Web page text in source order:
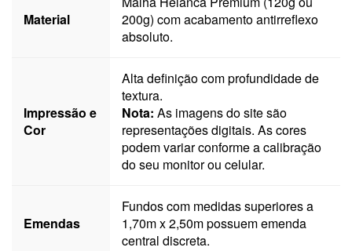
Material
200g) com acabamento antirreflexo
absoluto.
Impressão e
Cor
Alta definição com profundidade de
textura.
Nota: As imagens do site são
representações digitais. As cores
podem variar conforme a calibração
do seu monitor ou celular.
Emendas
Fundos com medidas superiores a
1,70m x 2,50m possuem emenda
central discreta.